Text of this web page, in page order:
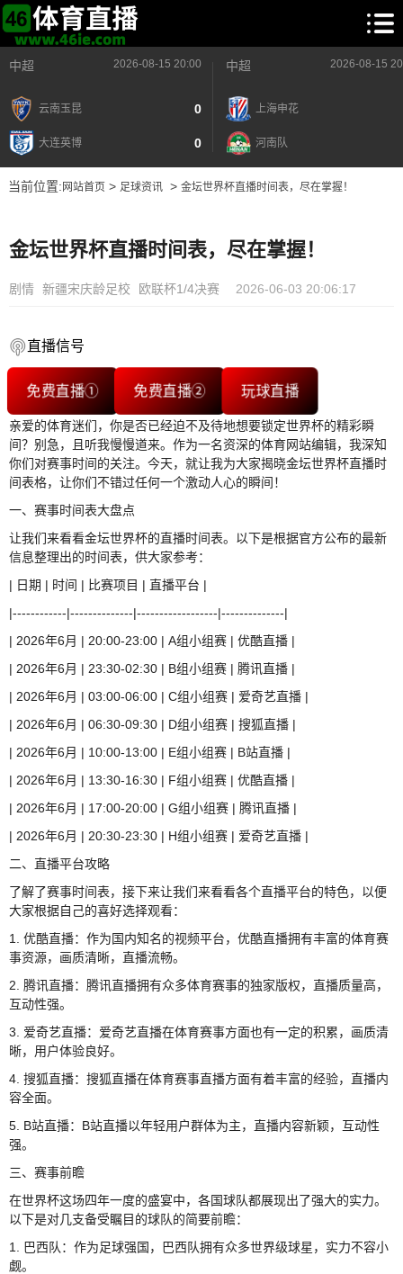
中超 2026-08-15 20:00
云南玉昆 0
大连英博 0
中超 2026-08-15
上海申花
河南队
当前位置: 网站首页> 足球资讯> 金坛世界杯直播时间表，尽在掌握！
金坛世界杯直播时间表，尽在掌握！
剧情 新疆宋庆龄足校 欧联杯1/4决赛 2026-06-03 20:06:17
直播信号
免费直播① 免费直播② 玩球直播
亲爱的体育迷们，你是否已经迫不及待地想要锁定世界杯的精彩瞬
间？别急，且听我慢慢道来。作为一名资深的体育网站编辑，我深知
你们对赛事时间的关注。今天，就让我为大家揭晓金坛世界杯直播时
间表格，让你们不错过任何一个激动人心的瞬间！
一、赛事时间表大盘点
让我们来看看金坛世界杯的直播时间表。以下是根据官方公布的最新
信息整理出的时间表，供大家参考：
| 日期 | 时间 | 比赛项目 | 直播平台 |
|------------|--------------|------------------|--------------|
| 2026年6月 | 20:00-23:00 | A组小组赛 | 优酷直播 |
| 2026年6月 | 23:30-02:30 | B组小组赛 | 腾讯直播 |
| 2026年6月 | 03:00-06:00 | C组小组赛 | 爱奇艺直播 |
| 2026年6月 | 06:30-09:30 | D组小组赛 | 搜狐直播 |
| 2026年6月 | 10:00-13:00 | E组小组赛 | B站直播 |
| 2026年6月 | 13:30-16:30 | F组小组赛 | 优酷直播 |
| 2026年6月 | 17:00-20:00 | G组小组赛 | 腾讯直播 |
| 2026年6月 | 20:30-23:30 | H组小组赛 | 爱奇艺直播 |
二、直播平台攻略
了解了赛事时间表，接下来让我们来看看各个直播平台的特色，以便
大家根据自己的喜好选择观看：
1. 优酷直播：作为国内知名的视频平台，优酷直播拥有丰富的体育赛
事资源，画质清晰，直播流畅。
2. 腾讯直播：腾讯直播拥有众多体育赛事的独家版权，直播质量高，
互动性强。
3. 爱奇艺直播：爱奇艺直播在体育赛事方面也有一定的积累，画质清
晰，用户体验良好。
4. 搜狐直播：搜狐直播在体育赛事直播方面有着丰富的经验，直播内
容全面。
5. B站直播：B站直播以年轻用户群体为主，直播内容新颖，互动性
强。
三、赛事前瞻
在世界杯这场四年一度的盛宴中，各国球队都展现出了强大的实力。
以下是对几支备受瞩目的球队的简要前瞻：
1. 巴西队：作为足球强国，巴西队拥有众多世界级球星，实力不容小
觑。